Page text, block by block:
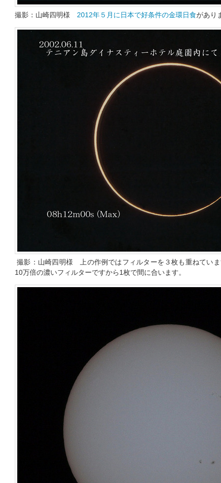
撮影：山崎四明様 2012年５月に日本で好条件の金環日食があり
撮影：山崎四明様 上の作例ではフィルターを３枚も重ねてい
10万倍の濃いフィルターですから1枚で間に合います。